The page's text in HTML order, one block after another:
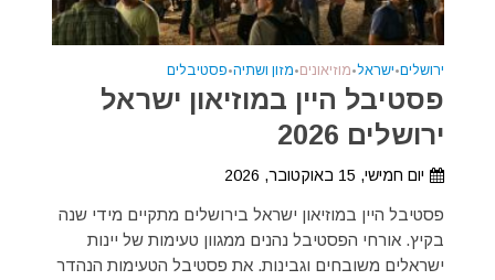
ירושלים•ישראל•מוזיאונים•מזון ושתיה•פסטיבלים
פסטיבל היין במוזיאון ישראל
ירושלים 2026
יום חמישי, 15 באוקטובר, 2026
פסטיבל היין במוזיאון ישראל בירושלים מתקיים מידי שנה
בקיץ. אורחי הפסטיבל נהנים ממגוון טעימות של יינות
ישראלים משובחים וגבינות. את פסטיבל הטעימות הנהדר